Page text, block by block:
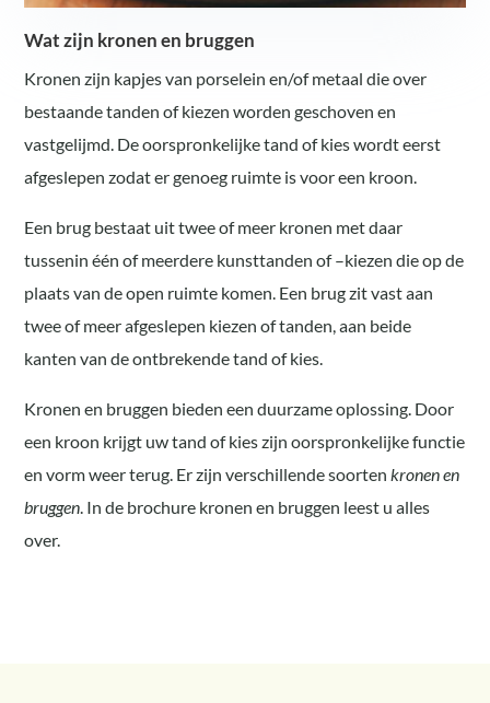
Wat zijn kronen en bruggen
Kronen zijn kapjes van porselein en/of metaal die over
bestaande tanden of kiezen worden geschoven en
vastgelijmd. De oorspronkelijke tand of kies wordt eerst
afgeslepen zodat er genoeg ruimte is voor een kroon.
Een brug bestaat uit twee of meer kronen met daar
tussenin één of meerdere kunsttanden of –kiezen die op de
plaats van de open ruimte komen. Een brug zit vast aan
twee of meer afgeslepen kiezen of tanden, aan beide
kanten van de ontbrekende tand of kies.
Kronen en bruggen bieden een duurzame oplossing. Door
een kroon krijgt uw tand of kies zijn oorspronkelijke functie
en vorm weer terug. Er zijn verschillende soortenkronen en
bruggen. In de brochure kronen en bruggen leest u alles
over.